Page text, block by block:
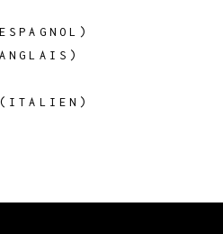
ESPAGNOL )
ANGLAIS )
ITALIEN )